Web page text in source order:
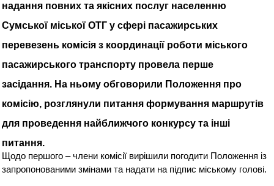
надання повних та якісних послуг населенню
Сумської міської ОТГ у сфері пасажирських
перевезень комісія з координації роботи міського
пасажирського транспорту провела перше
засідання. На ньому обговорили Положення про
комісію, розглянули питання формування маршрутів
для проведення найближчого конкурсу та інші
питання.
Щодо першого – члени комісії вирішили погодити Положення із
запропонованими змінами та надати на підпис міському голові.